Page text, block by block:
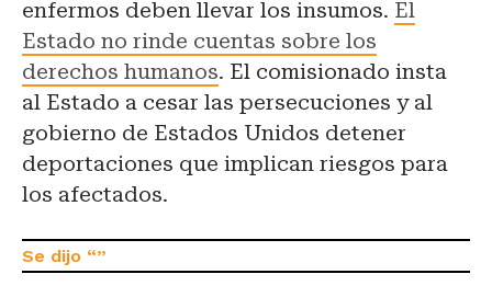
enfermos deben llevar los insumos. El
Estado no rinde cuentas sobre los
derechos humanos. El comisionado insta
al Estado a cesar las persecuciones y al
gobierno de Estados Unidos detener
deportaciones que implican riesgos para
los afectados.